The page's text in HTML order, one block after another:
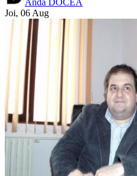
Anda DOCEA
Joi, 06 Aug